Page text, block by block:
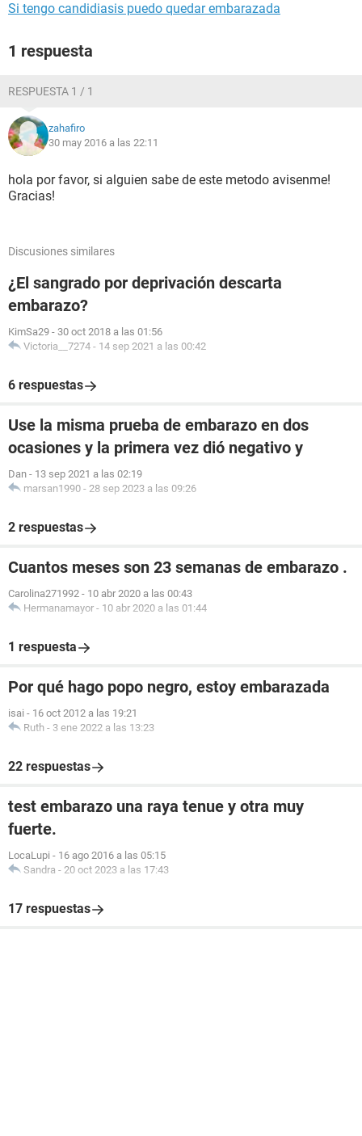
Si tengo candidiasis puedo quedar embarazada
1 respuesta
RESPUESTA 1 / 1
zahafiro
30 may 2016 a las 22:11
hola por favor, si alguien sabe de este metodo avisenme!
Gracias!
Discusiones similares
¿El sangrado por deprivación descarta
embarazo?
KimSa29 - 30 oct 2018 a las 01:56
Victoria__7274 - 14 sep 2021 a las 00:42
6 respuestas
Use la misma prueba de embarazo en dos
ocasiones y la primera vez dió negativo y
Dan - 13 sep 2021 a las 02:19
marsan1990 - 28 sep 2023 a las 09:26
2 respuestas
Cuantos meses son 23 semanas de embarazo .
Carolina271992 - 10 abr 2020 a las 00:43
Hermanamayor - 10 abr 2020 a las 01:44
1 respuesta
Por qué hago popo negro, estoy embarazada
isai - 16 oct 2012 a las 19:21
Ruth - 3 ene 2022 a las 13:23
22 respuestas
test embarazo una raya tenue y otra muy
fuerte.
LocaLupi - 16 ago 2016 a las 05:15
Sandra - 20 oct 2023 a las 17:43
17 respuestas